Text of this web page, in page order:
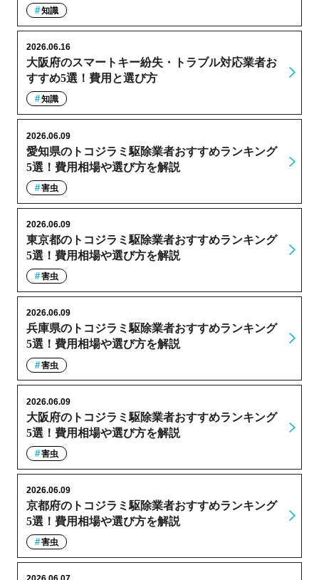
知識
大阪府のスマートキー紛失・トラブル対応業者お
すすめ5選！費用と選び方
2026.06.16
知識
愛知県のトコジラミ駆除業者おすすめランキング
5選！費用相場や選び方を解説
2026.06.09
害虫
東京都のトコジラミ駆除業者おすすめランキング
5選！費用相場や選び方を解説
2026.06.09
害虫
兵庫県のトコジラミ駆除業者おすすめランキング
5選！費用相場や選び方を解説
2026.06.09
害虫
大阪府のトコジラミ駆除業者おすすめランキング
5選！費用相場や選び方を解説
2026.06.09
害虫
京都府のトコジラミ駆除業者おすすめランキング
5選！費用相場や選び方を解説
2026.06.09
害虫